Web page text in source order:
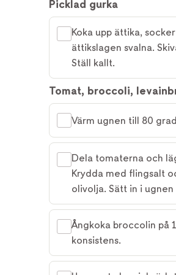
Picklad gurka
Koka upp ättika,
ättikslagen svalna.
Ställ kallt.
Tomat, broccoli,
Värm ugnen till 80
Dela tomaterna och
Krydda med flingsalt
olivolja. Sätt in i
Ångkoka broccolin på
konsistens.